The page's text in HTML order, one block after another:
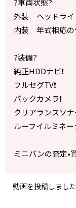
?車両状態?
外装 ヘッドライ
内装 年式相応の
?装備?
純正HDDナビ❗️
フルセグTV❗️
バックカメラ❗️
クリアランスソナ
ルーフイルミネー
ミニバンの査定•
動画を投稿しました